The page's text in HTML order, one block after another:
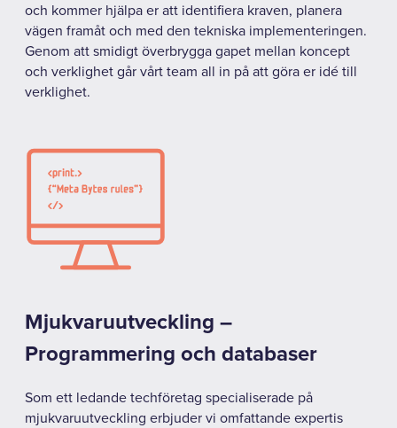
och kommer hjälpa er att identifiera kraven, planera
vägen framåt och med den tekniska implementeringen.
Genom att smidigt överbrygga gapet mellan koncept
och verklighet går vårt team all in på att göra er idé till
verklighet.
Mjukvaruutveckling –
Programmering och databaser
Som ett ledande techföretag specialiserade på
mjukvaruutveckling erbjuder vi omfattande expertis